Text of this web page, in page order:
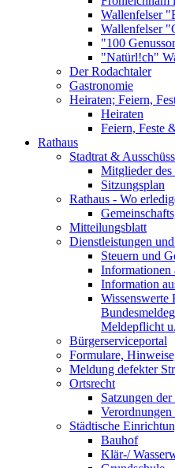
Wallenfelser
Wallenfelser
"100
"Natürl!ch"
Der Rodachtaler
Gastronomie
Heiraten; Feiern,
Heiraten
Feiern, Feste
Rathaus
Stadtrat &
Mitglieder des
Sitzungsplan
Rathaus - Wo
Mitteilungsblatt
Dienstleistungen
Steuern und
Informationen
Information
Wissenswerte
Meldepflicht
Bürgerserviceportal
Formulare,
Meldung defekter
Ortsrecht
Satzungen
Städtische
Bauhof
Klär-/